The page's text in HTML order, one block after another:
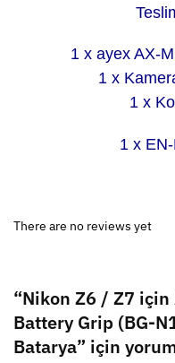
1 x ayex AX-
1 x
1 x
1 x
There are no reviews yet
“Nikon Z6 / Z7 için
Battery Grip (BG-
Batarya” için